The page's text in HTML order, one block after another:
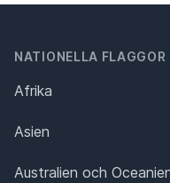
NATIONELLA FLAGGOR
Afrika
Asien
Australien och